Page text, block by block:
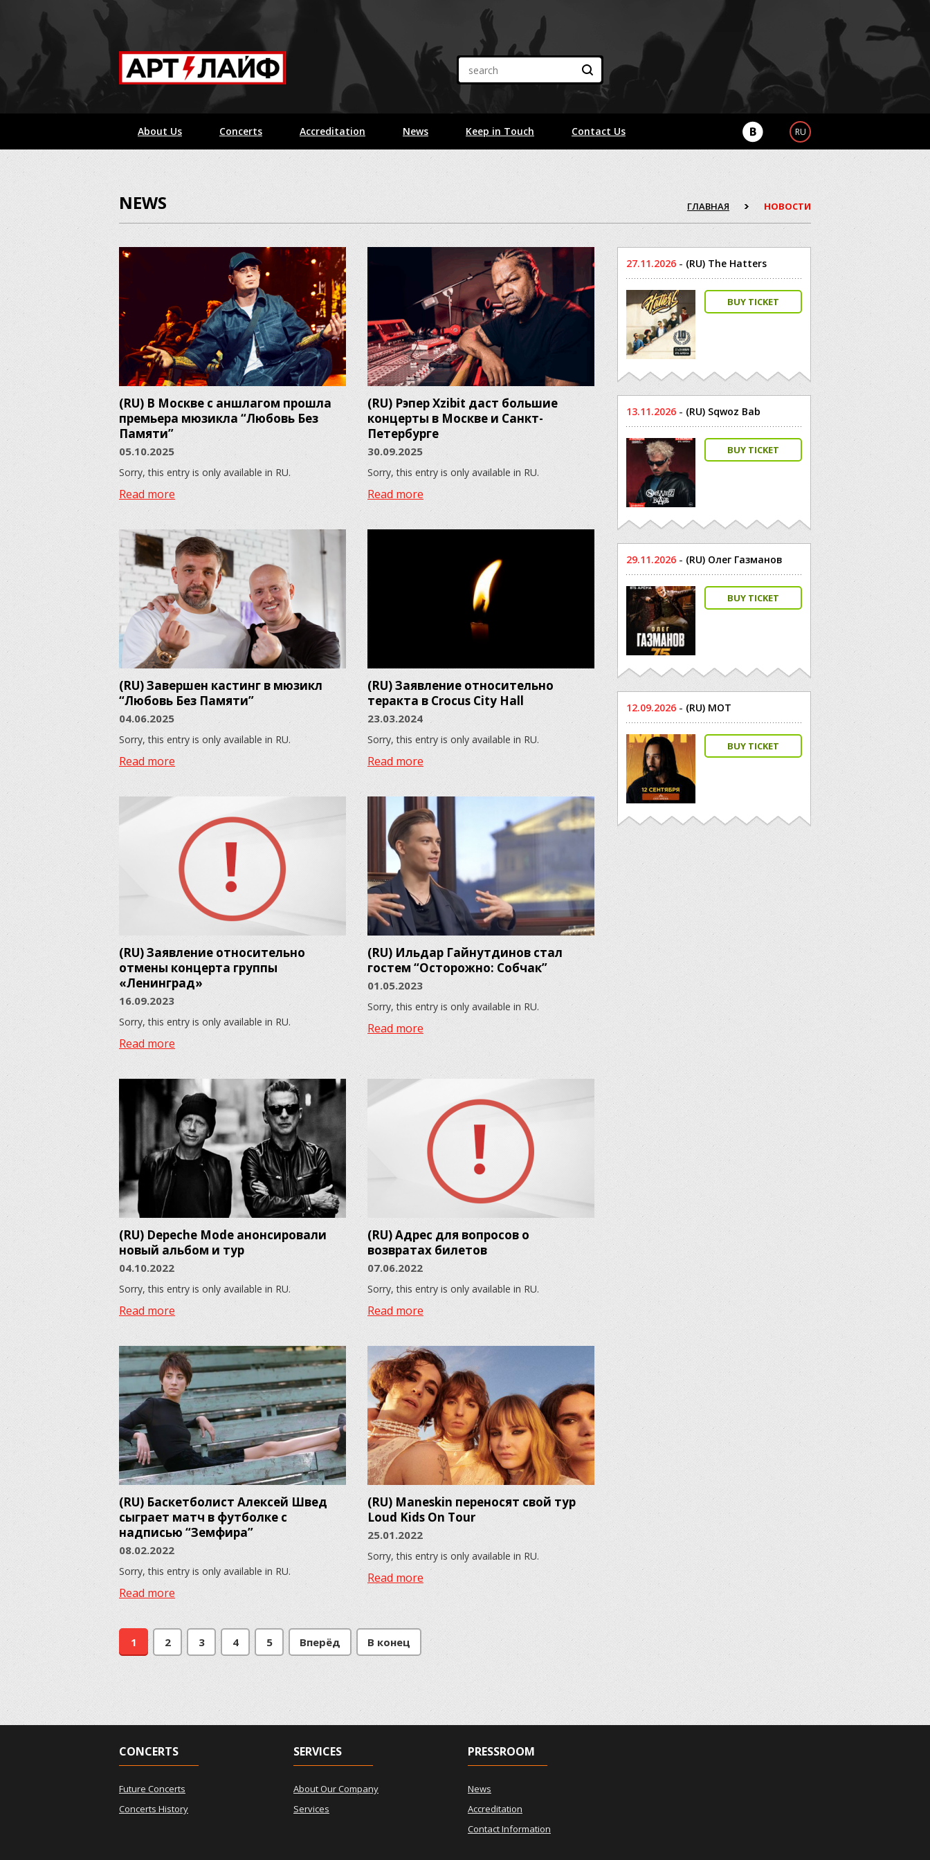
About Us Concerts Accreditation News Keep in Touch Contact Us RU
NEWS ГЛАВНАЯ НОВОСТИ
(RU) В Москве с аншлагом прошла
премьера мюзикла “Любовь Без
Памяти”
05.10.2025
Sorry, this entry is only available in RU.
Read more
(RU) Рэпер Xzibit даст большие
концерты в Москве и Санкт-
Петербурге
30.09.2025
Sorry, this entry is only available in RU.
Read more
(RU) Завершен кастинг в мюзикл
“Любовь Без Памяти”
04.06.2025
Sorry, this entry is only available in RU.
Read more
(RU) Заявление относительно
теракта в Crocus City Hall
23.03.2024
Sorry, this entry is only available in RU.
Read more
(RU) Заявление относительно
отмены концерта группы
«Ленинград»
16.09.2023
Sorry, this entry is only available in RU.
Read more
(RU) Ильдар Гайнутдинов стал
гостем “Осторожно: Собчак”
01.05.2023
Sorry, this entry is only available in RU.
Read more
(RU) Depeche Mode анонсировали
новый альбом и тур
04.10.2022
Sorry, this entry is only available in RU.
Read more
(RU) Адрес для вопросов о
возвратах билетов
07.06.2022
Sorry, this entry is only available in RU.
Read more
(RU) Баскетболист Алексей Швед
сыграет матч в футболке с
надписью “Земфира”
08.02.2022
Sorry, this entry is only available in RU.
Read more
(RU) Maneskin переносят свой тур
Loud Kids On Tour
25.01.2022
Sorry, this entry is only available in RU.
Read more
1 2 3 4 5 Вперёд В конец
27.11.2026 - (RU) The Hatters
BUY TICKET
13.11.2026 - (RU) Sqwoz Bab
BUY TICKET
29.11.2026 - (RU) Олег Газманов
BUY TICKET
12.09.2026 - (RU) МОТ
BUY TICKET
CONCERTS
Future Concerts
Concerts History
SERVICES
About Our Company
Services
PRESSROOM
News
Accreditation
Contact Information